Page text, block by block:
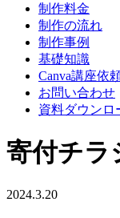
制作料金
制作の流れ
制作事例
基礎知識
Canva講座依
お問い合わせ
資料ダウンロ
寄付チラ
2024.3.20